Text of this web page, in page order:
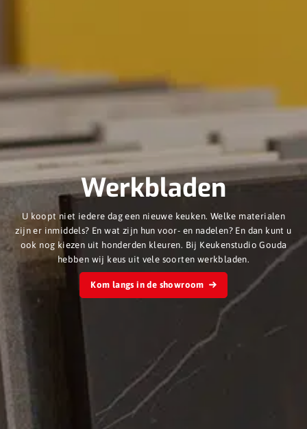
Werkbladen
U koopt niet iedere dag een nieuwe keuken. Welke materialen
zijn er inmiddels? En wat zijn hun voor- en nadelen? En dan kunt u
ook nog kiezen uit honderden kleuren. Bij Keukenstudio Gouda
hebben wij keus uit vele soorten werkbladen.
Kom langs in de showroom